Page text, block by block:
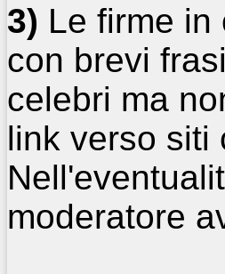
3) Le firme
con brevi
celebri ma
link verso siti
moderatore